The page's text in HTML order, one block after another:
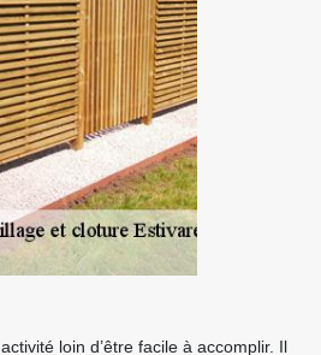
loin d’être facile à accomplir. Il